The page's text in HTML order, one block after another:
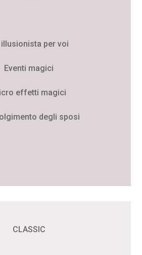
illusionista per voi
Eventi magici
effetti magici
degli sposi
CLASSIC